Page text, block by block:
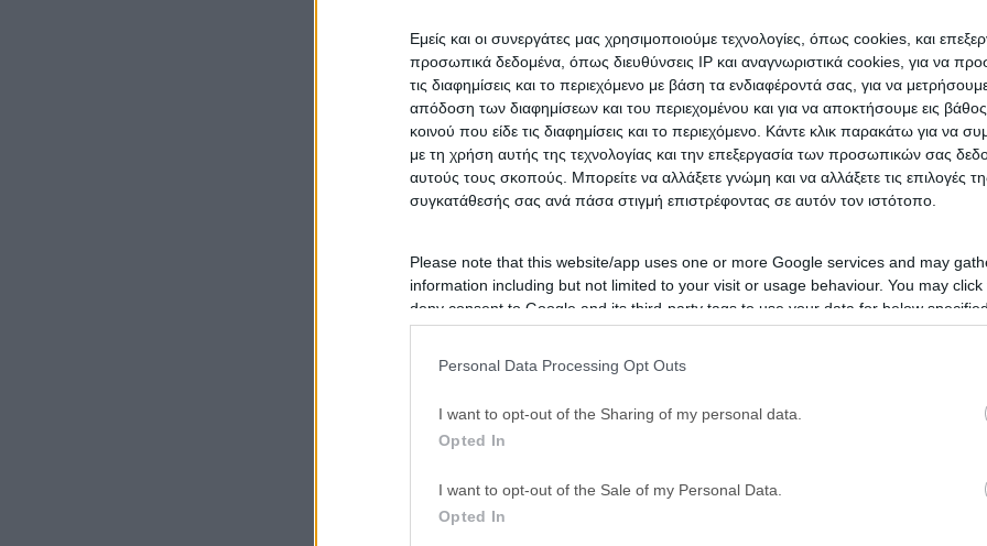
Εμείς και οι συνεργάτες μας χρησιμοποιούμε τεχνολογίες, όπως cookies, και
προσωπικά δεδομένα, όπως διευθύνσεις IP και αναγνωριστικά cookies, για να
τις διαφημίσεις και το περιεχόμενο με βάση τα ενδιαφέροντά σας, για να
απόδοση των διαφημίσεων και του περιεχομένου και για να αποκτήσουμε εις
κοινού που είδε τις διαφημίσεις και το περιεχόμενο. Κάντε κλικ παρακάτω για να
με τη χρήση αυτής της τεχνολογίας και την επεξεργασία των προσωπικών σας
αυτούς τους σκοπούς. Μπορείτε να αλλάξετε γνώμη και να αλλάξετε τις επιλογές
συγκατάθεσής σας ανά πάσα στιγμή επιστρέφοντας σε αυτόν τον ιστότοπο.
Please note that this website/app uses one or more Google services and may
information including but not limited to your visit or usage behaviour. You may
deny consent to Google and its third-party tags to use your data for below
in below Google consent section.
Personal Data Processing Opt Outs
I want to opt-out of the Sharing of my personal data.
Opted In
I want to opt-out of the Sale of my Personal Data.
Opted In
Χρηματοδότηση eAuction
Ημιτελής μονοκατοικία 244 τ.μ.
Στιμάγκα, Βέλο, Νομός Κορινθίας
Ημιτελής μονοκατοικία σε
Θέση Ρέγγα, Μπολάτι, Βραχάτι, Νομός
eAuction
Μονοκατοικία 198 τ.μ. με